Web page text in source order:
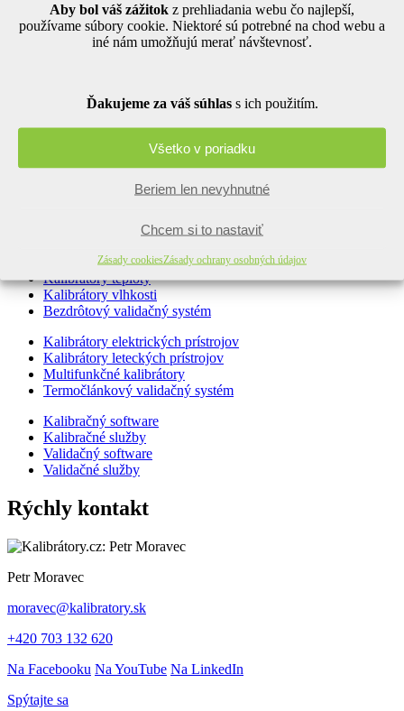
Aby bol váš zážitok z prehliadania webu čo najlepší,
používame súbory cookie. Niektoré sú potrebné na chod webu a
iné nám umožňujú merať návštevnosť.
Ďakujeme za váš súhlass ich použitím.
Všetko v poriadku
Beriem len nevyhnutné
Chcem si to nastaviť
Zásady cookiesZásady ochrany osobných údajov
generovať a simulovať
jednosmerné napätie, prúd,
frekvenciu a pulzy.
pre dielne a laboratóriá. Do jeho
pracovného stola môžete ľahko
zabudovať rôzne moduly určené
Zistite viac
Zdieľajte na sociálnych sieťach
WhatsApp
Naše kalibrátory
Kalibrátory tlaku
Kalibrátory teploty
Kalibrátory vlhkosti
Bezdrôtový validačný systém
Kalibrátory elektrických prístrojov
Kalibrátory leteckých prístrojov
Multifunkčné kalibrátory
Termočlánkový validačný systém
Kalibračný software
Kalibračné služby
Validačný software
Validačné služby
Rýchly kontakt
Petr Moravec
moravec@kalibratory.sk
+420 703 132 620
Na Facebooku Na YouTube Na LinkedIn
Spýtajte sa